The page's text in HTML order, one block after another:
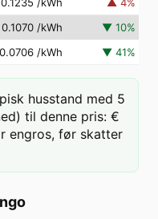
/kWh ▼ 10%
/kWh ▼ 41%
husstand med 5
til denne pris: €
engros, før skatter